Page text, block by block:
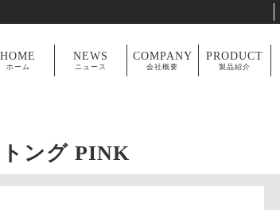
HOME
ホーム
NEWS
ニュース
COMPANY
会社概要
PRODUCT
製品紹介
ング PINK